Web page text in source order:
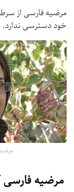
مرضیه فارسی از
خود دسترسی ندارد.
مرضیه